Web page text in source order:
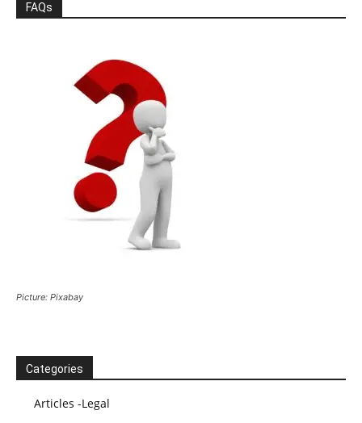
FAQs
Picture: Pixabay
Categories
Articles -Legal